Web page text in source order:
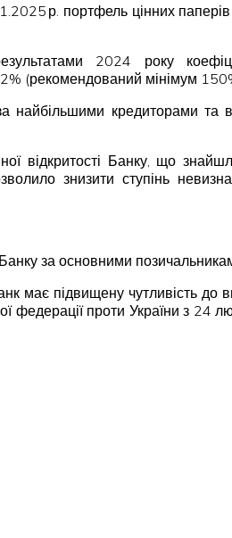
р. портфель цінних
2024 року
(рекомендований мінімум
найбільшими кредиторами
відкритості Банку, що
знизити ступінь
за основними
має підвищену чутливість
федерації проти України з